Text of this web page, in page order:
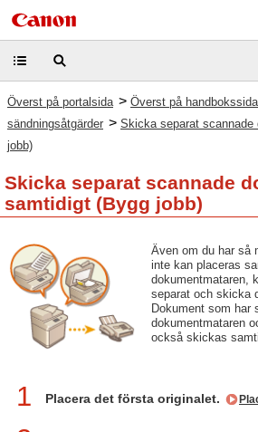
Överst på portalsida > Överst på handbokssida
sändningsåtgärder > Skicka separat
jobb)
Skicka separat scannade
samtidigt (Bygg jobb)
Även om du har så
inte kan placeras
dokumentmataren,
separat och skicka
Dokument som har
dokumentmataren
också skickas
1 Placera det första originalet.